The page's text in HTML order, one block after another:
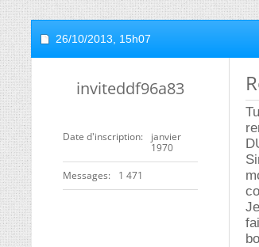
26/10/2013, 15h07
inviteddf96a83
Date d'inscription
janvier
1970
Messages 1 471